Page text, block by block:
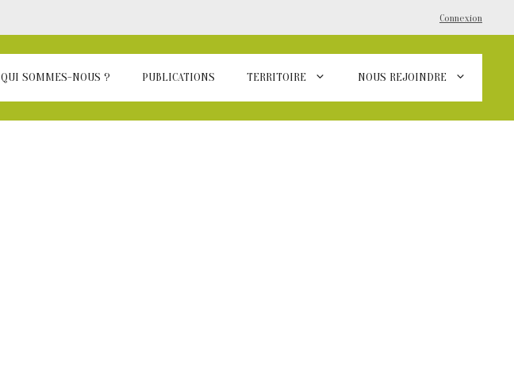
Connexion
QUI SOMMES-NOUS ? PUBLICATIONS TERRITOIRE NOUS REJOINDRE